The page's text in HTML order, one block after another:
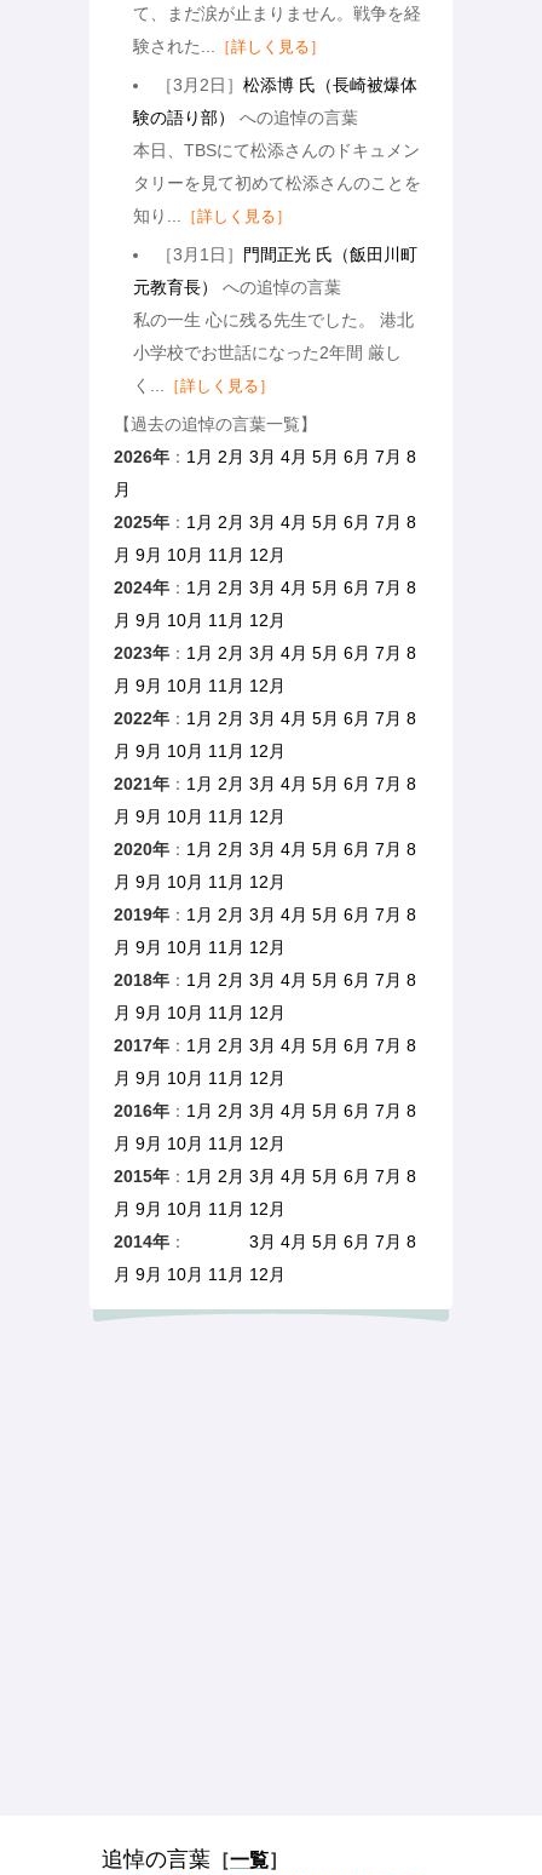
て、まだ涙が止まりません。戦争を経
験された...
［詳しく見る］
［3月2日］松添博 氏（長崎被爆体
験の語り部）
への追悼の言葉
本日、TBSにて松添さんのドキュメン
タリーを見て初めて松添さんのことを
知り...
［詳しく見る］
［3月1日］
門間正光 氏（飯田川町
元教育長）
への追悼の言葉
私の一生 心に残る先生でした。 港北
小学校でお世話になった2年間 厳し
く...
［詳しく見る］
【過去の追悼の言葉一覧】
2026年 ： 1月 2月 3月 4月 5月 6月 7月 8
月
2025年 ： 1月 2月 3月 4月 5月 6月 7月 8
月 9月 10月 11月 12月
2024年 ： 1月 2月 3月 4月 5月 6月 7月 8
月 9月 10月 11月 12月
2023年 ： 1月 2月 3月 4月 5月 6月 7月 8
月 9月 10月 11月 12月
2022年 ： 1月 2月 3月 4月 5月 6月 7月 8
月 9月 10月 11月 12月
2021年 ： 1月 2月 3月 4月 5月 6月 7月 8
月 9月 10月 11月 12月
2020年 ： 1月 2月 3月 4月 5月 6月 7月 8
月 9月 10月 11月 12月
2019年 ： 1月 2月 3月 4月 5月 6月 7月 8
月 9月 10月 11月 12月
2018年 ： 1月 2月 3月 4月 5月 6月 7月 8
月 9月 10月 11月 12月
2017年 ： 1月 2月 3月 4月 5月 6月 7月 8
月 9月 10月 11月 12月
2016年 ： 1月 2月 3月 4月 5月 6月 7月 8
月 9月 10月 11月 12月
2015年 ： 1月 2月 3月 4月 5月 6月 7月 8
月 9月 10月 11月 12月
2014年 ： 3月 4月 5月 6月 7月 8
月 9月 10月 11月 12月
追悼の言葉 ［一覧］